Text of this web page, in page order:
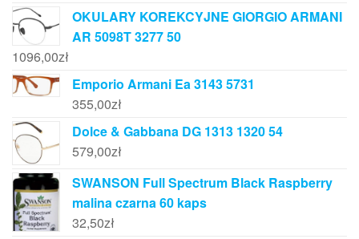
OKULARY KOREKCYJNE GIORGIO ARMANI
AR 5098T 3277 50
1096,00zł
Emporio Armani Ea 3143 5731
355,00zł
Dolce & Gabbana DG 1313 1320 54
579,00zł
SWANSON Full Spectrum Black Raspberry
malina czarna 60 kaps
32,50zł